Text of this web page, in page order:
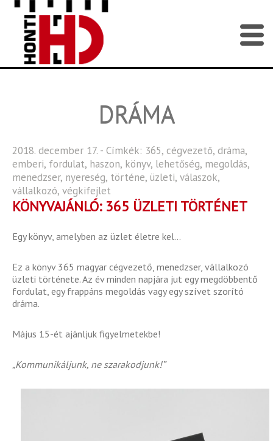
DRÁMA
2018. december 17. - Címkék: 365, cégvezető, dráma,
emberi, fordulat, haszon, könyv, lehetőség, megoldás,
menedzser, nyereség, történe, üzleti, válaszok,
vállalkozó, végkifejlet
KÖNYVAJÁNLÓ: 365 ÜZLETI TÖRTÉNET
Egy könyv, amelyben az üzlet életre kel…
Ez a könyv 365 magyar cégvezető, menedzser, vállalkozó
üzleti története. Az év minden napjára jut egy megdöbbentő
fordulat, egy frappáns megoldás vagy egy szívet szorító
dráma.
Május 15-ét ajánljuk figyelmetekbe!
„Kommunikáljunk, ne szarakodjunk!”